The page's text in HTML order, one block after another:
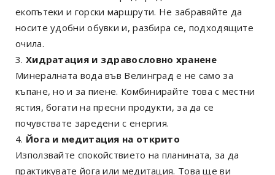
екопътеки и горски маршрути. Не забравяйте да
носите удобни обувки и, разбира се, подходящите
очила.
Хидратация и здравословно хранене
Минералната вода във Велинград е не само за
къпане, но и за пиене. Комбинирайте това с местни
ястия, богати на пресни продукти, за да се
почувствате заредени с енергия.
Йога и медитация на открито
Използвайте спокойствието на планината, за да
практикувате йога или медитация. Това ще ви